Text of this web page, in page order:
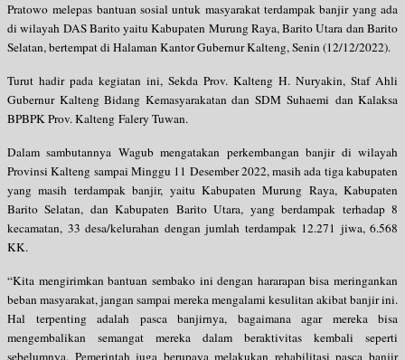
Pratowo melepas bantuan sosial untuk masyarakat terdampak banjir yang ada
di wilayah DAS Barito yaitu Kabupaten Murung Raya, Barito Utara dan Barito
Selatan, bertempat di Halaman Kantor Gubernur Kalteng, Senin (12/12/2022).
Turut hadir pada kegiatan ini, Sekda Prov. Kalteng H. Nuryakin, Staf Ahli
Gubernur Kalteng Bidang Kemasyarakatan dan SDM Suhaemi dan Kalaksa
BPBPK Prov. Kalteng Falery Tuwan.
Dalam sambutannya Wagub mengatakan perkembangan banjir di wilayah
Provinsi Kalteng sampai Minggu 11 Desember 2022, masih ada tiga kabupaten
yang masih terdampak banjir, yaitu Kabupaten Murung Raya, Kabupaten
Barito Selatan, dan Kabupaten Barito Utara, yang berdampak terhadap 8
kecamatan, 33 desa/kelurahan dengan jumlah terdampak 12.271 jiwa, 6.568
KK.
“Kita mengirimkan bantuan sembako ini dengan hararapan bisa meringankan
beban masyarakat, jangan sampai mereka mengalami kesulitan akibat banjir ini.
Hal terpenting adalah pasca banjirnya, bagaimana agar mereka bisa
mengembalikan semangat mereka dalam beraktivitas kembali seperti
sebelumnya. Pemerintah juga berupaya melakukan rehabilitasi pasca banjir